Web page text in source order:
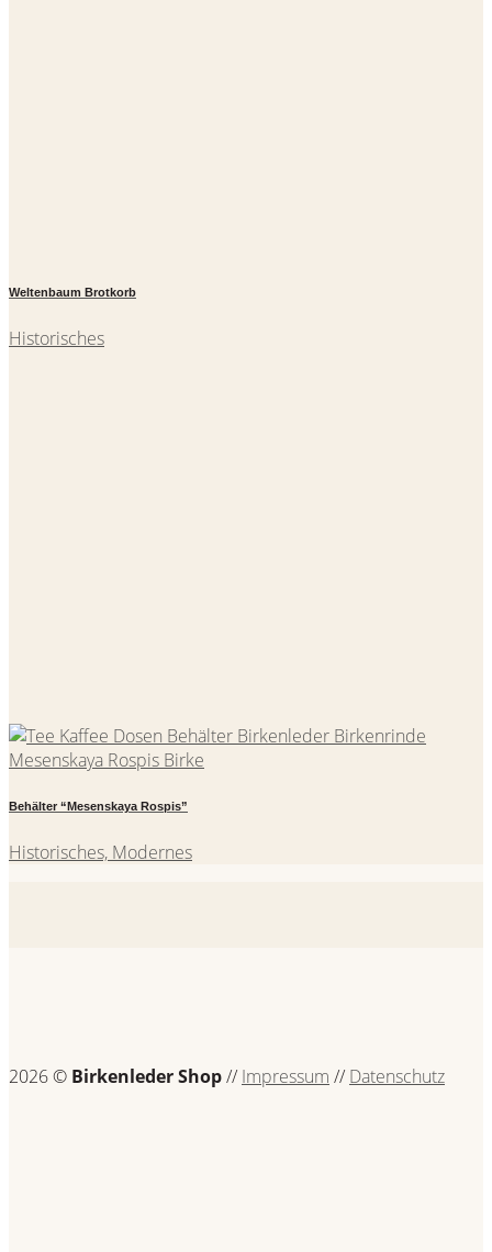
Weltenbaum Brotkorb
Historisches
Behälter “Mesenskaya Rospis”
Historisches, Modernes
2026 © Birkenleder Shop// Impressum // Datenschutz